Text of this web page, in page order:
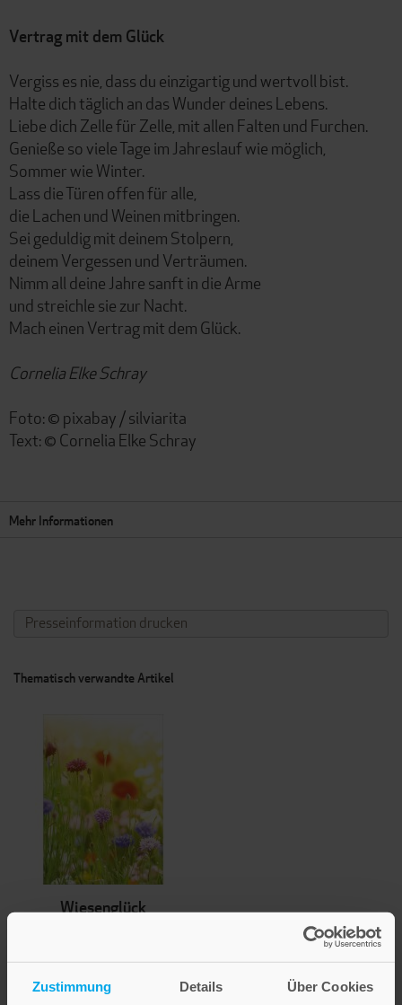
Zustimmung Details Über Cookies
Vertrag mit dem Glück
Vergiss es nie, dass du einzigartig und wertvoll bist.
Halte dich täglich an das Wunder deines Lebens.
Liebe dich Zelle für Zelle, mit allen Falten und Furchen.
Genieße so viele Tage im Jahreslauf wie möglich,
Sommer wie Winter.
Lass die Türen offen für alle,
die Lachen und Weinen mitbringen.
Sei geduldig mit deinem Stolpern,
deinem Vergessen und Verträumen.
Nimm all deine Jahre sanft in die Arme
und streichle sie zur Nacht.
Mach einen Vertrag mit dem Glück.
Cornelia Elke Schray
Foto: © pixabay / silviarita
Text: © Cornelia Elke Schray
Mehr Informationen
Presseinformation drucken
Thematisch verwandte Artikel
Wiesenglück